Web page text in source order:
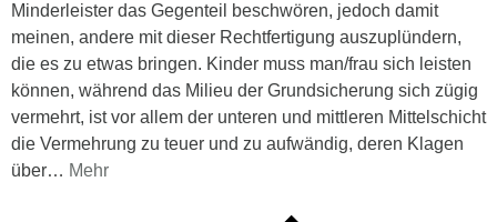
Minderleister das Gegenteil beschwören, jedoch damit
meinen, andere mit dieser Rechtfertigung auszuplündern,
die es zu etwas bringen. Kinder muss man/frau sich leisten
können, während das Milieu der Grundsicherung sich zügig
vermehrt, ist vor allem der unteren und mittleren Mittelschicht
die Vermehrung zu teuer und zu aufwändig, deren Klagen
über… Mehr